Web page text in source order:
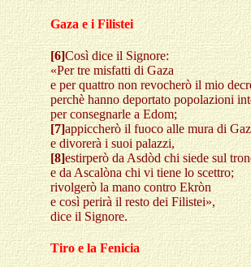
Gaza e i Filistei
[6]Così dice il Signore:
«Per tre misfatti di Gaza
e per quattro non revocherò il mio
perchè hanno deportato popolazioni
per consegnarle a Edom;
[7]appiccherò il fuoco alle mura di
e divorerà i suoi palazzi,
[8]estirperò da Asdòd chi siede sul
e da Ascalòna chi vi tiene lo scettro;
rivolgerò la mano contro Ekròn
e così perirà il resto dei Filistei»,
dice il Signore.
Tiro e la Fenicia